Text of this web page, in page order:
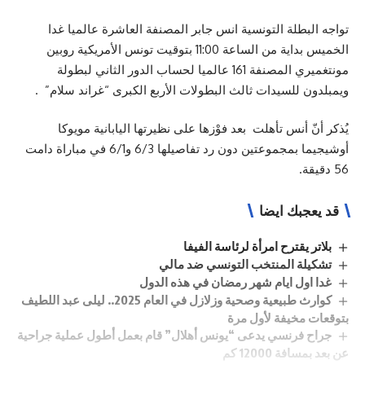
تواجه البطلة التونسية انس جابر المصنفة العاشرة عالميا غدا
الخميس بداية من الساعة 11:00 بتوقيت تونس الأمريكية روبين
مونتغميري المصنفة 161 عالميا لحساب الدور الثاني لبطولة
ويمبلدون للسيدات ثالث البطولات الأربع الكبرى “غراند سلام” .
يُذكر أنّ أنس تأهلت بعد فوْزها على نظيرتها اليابانية مويوكا
أوشيجيما بمجموعتين دون رد تفاصيلها 6/3 و6/1 في مباراة دامت
56 دقيقة.
قد يعجبك ايضا
بلاتر يقترح امرأة لرئاسة الفيفا
تشكيلة المنتخب التونسي ضد مالي
غدا اول ايام شهر رمضان في هذه الدول
كوارث طبيعية وصحية وزلازل في العام 2025.. ليلى عبد اللطيف
بتوقعات مخيفة لأول مرة
جراح فرنسي يدعى “يونس أهلال” قام بعمل أطول عملية جراحية
عن بعد بمسافة 12000 كم